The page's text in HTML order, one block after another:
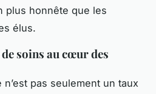
plus honnête que les
élus.
soins au cœur des
pas seulement un taux